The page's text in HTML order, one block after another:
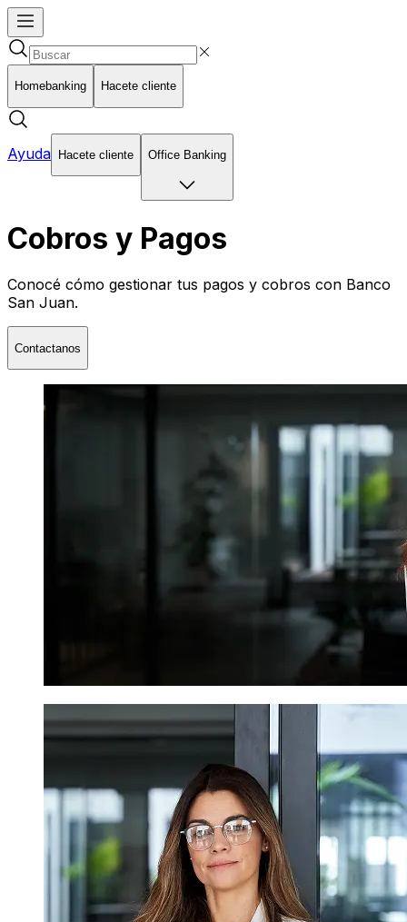
Homebanking Hacete cliente
Ayuda Hacete cliente Office Banking
Cobros y Pagos
Conocé cómo gestionar tus pagos y cobros con Banco
San Juan.
Contactanos